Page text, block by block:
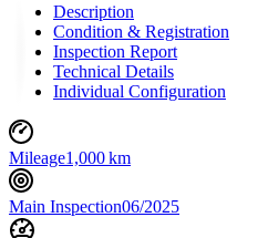
Description
Condition & Registration
Inspection Report
Technical Details
Individual Configuration
Mileage1,000 km
Main Inspection06/2025